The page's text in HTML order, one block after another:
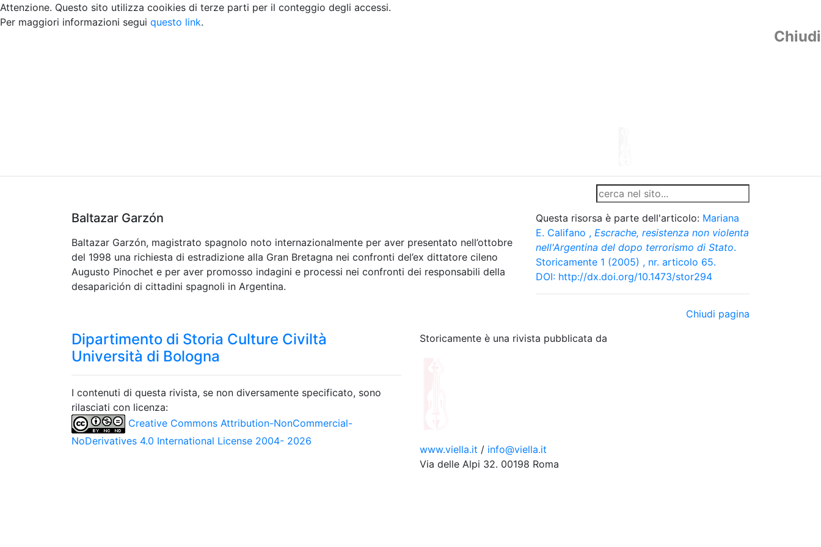
Attenzione. Questo sito utilizza cooikies di terze parti per il conteggio degli accessi.
Per maggiori informazioni segui questo link.
Chiudi
Baltazar Garzón
Baltazar Garzón, magistrato spagnolo noto internazionalmente per aver presentato nell’ottobre
del 1998 una richiesta di estradizione alla Gran Bretagna nei confronti del’ex dittatore cileno
Augusto Pinochet e per aver promosso indagini e processi nei confronti dei responsabili della
desaparición di cittadini spagnoli in Argentina.
Questa risorsa è parte dell'articolo: Mariana
E. Califano , Escrache, resistenza non violenta
nell'Argentina del dopo terrorismo di Stato.
Storicamente 1 (2005) , nr. articolo 65.
DOI: http://dx.doi.org/10.1473/stor294
Chiudi pagina
Dipartimento di Storia Culture Civiltà
Università di Bologna
I contenuti di questa rivista, se non diversamente specificato, sono
rilasciati con licenza:
Creative Commons Attribution-NonCommercial-
NoDerivatives 4.0 International License 2004- 2026
Storicamente è una rivista pubblicata da
www.viella.it / info@viella.it
Via delle Alpi 32. 00198 Roma